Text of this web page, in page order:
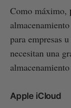
Como máximo,
para empresas
necesitan una
Apple iCloud